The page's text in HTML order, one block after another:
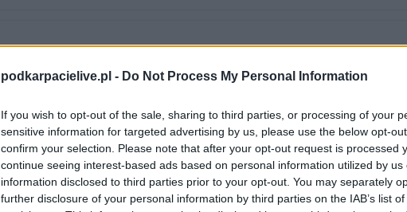
podkarpacielive.pl - Do Not Process My Personal Information
If you wish to opt-out of the sale, sharing to third parties, or processing of your
sensitive information for targeted advertising by us, please use the below opt-
confirm your selection. Please note that after your opt-out request is processed
continue seeing interest-based ads based on personal information utilized by us
information disclosed to third parties prior to your opt-out. You may separately
further disclosure of your personal information by third parties on the IAB’s list
07.06.2026
Dębica > Klasa B, gr. I
Olimpia Nockowa
13
P 31.05.2026
Dębica > Klasa B, gr. I
Plon Klęczany